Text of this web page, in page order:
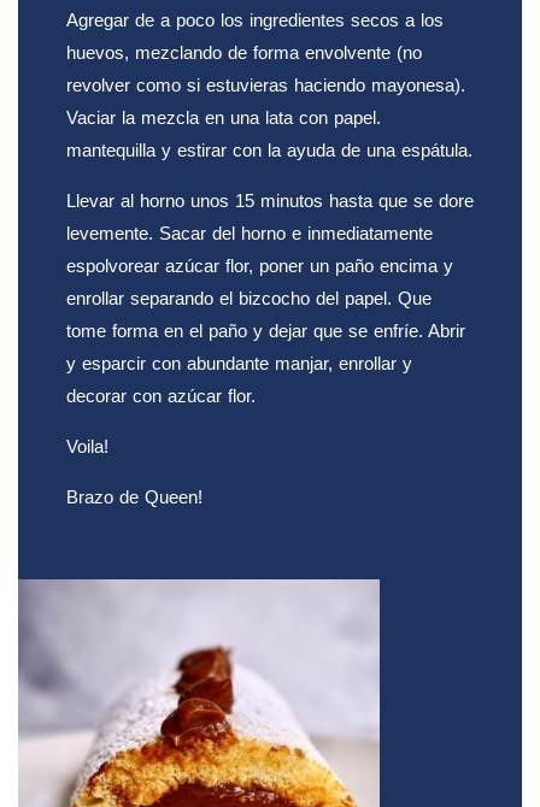
Agregar de a poco los ingredientes secos a los
huevos, mezclando de forma envolvente (no
revolver como si estuvieras haciendo mayonesa).
Vaciar la mezcla en una lata con papel.
mantequilla y estirar con la ayuda de una espátula.
Llevar al horno unos 15 minutos hasta que se dore
levemente. Sacar del horno e inmediatamente
espolvorear azúcar flor, poner un paño encima y
enrollar separando el bizcocho del papel. Que
tome forma en el paño y dejar que se enfríe. Abrir
y esparcir con abundante manjar, enrollar y
decorar con azúcar flor.
Voila!
Brazo de Queen!